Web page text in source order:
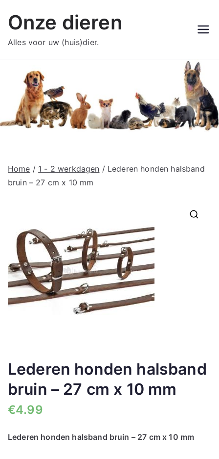
naar
inhoud
Onze dieren
Alles voor uw (huis)dier.
Home / 1 - 2 werkdagen / Lederen honden halsband
bruin – 27 cm x 10 mm
Lederen honden halsband
bruin – 27 cm x 10 mm
€4.99
Lederen honden halsband bruin – 27 cm x 10 mm